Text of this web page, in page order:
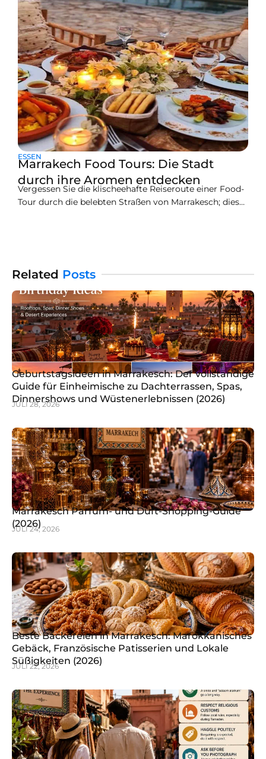
ESSEN
Marrakech Food Tours: Die Stadt
durch ihre Aromen entdecken
Vergessen Sie die klischeehafte Reiseroute einer Food-
Tour durch die belebten Straßen von Marrakesch; dies
exotischen Texturen gleichermaßen gewebt ist. Wir
sprechen hier
Related Posts
Geburtstagsideen in Marrakesch: Der vollständige
Guide für Einheimische zu Dachterrassen, Spas,
Dinnershows und Wüstenerlebnissen (2026)
JULI 28, 2026
Marrakesch Parfüm- und Duft-Shopping-Guide
(2026)
JULI 24, 2026
Beste Bäckereien in Marrakesch: Marokkanisches
Gebäck, Französische Patisserien und Lokale
Süßigkeiten (2026)
JULI 22, 2026